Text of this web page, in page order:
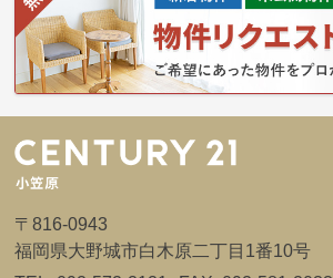
〒816-0943
福岡県大野城市白木原二丁目1番10号